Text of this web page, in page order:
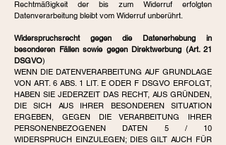
Rechtmäßigkeit der bis zum Widerruf erfolgten
Datenverarbeitung bleibt vom Widerruf unberührt.
Widerspruchsrecht gegen die Datenerhebung in
besonderen Fällen sowie gegen Direktwerbung (Art. 21
DSGVO)
WENN DIE DATENVERARBEITUNG AUF GRUNDLAGE
VON ART. 6 ABS. 1 LIT. E ODER F DSGVO ERFOLGT,
HABEN SIE JEDERZEIT DAS RECHT, AUS GRÜNDEN,
DIE SICH AUS IHRER BESONDEREN SITUATION
ERGEBEN, GEGEN DIE VERARBEITUNG IHRER
PERSONENBEZOGENEN DATEN 5 / 10
WIDERSPRUCH EINZULEGEN; DIES GILT AUCH FÜR